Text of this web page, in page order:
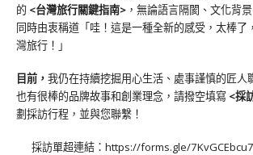
的 <台灣旅行關鍵指南> ，無論語言隔閡、文化背
同時由衷稱道「哇！這是一種全新的感受，太棒了
灣旅行！」
目前， 我仍在持續挖掘用心生活、處事謹慎的匠人
也有很棒的品牌故事和創業理念，請撥空填寫 <採
劃採訪行程，並與您聯繫！
採訪單超連結： https://forms.gle/